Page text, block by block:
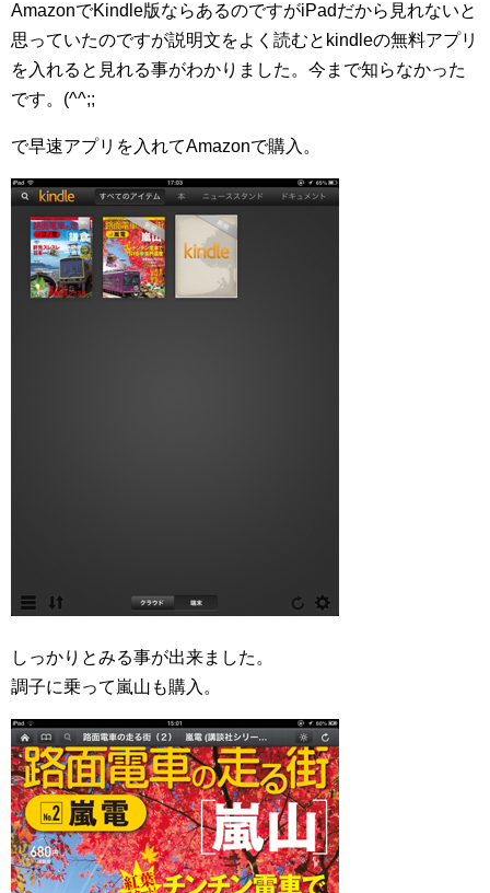
AmazonでKindle版ならあるのですがiPadだから見れないと
思っていたのですが説明文をよく読むとkindleの無料アプリ
を入れると見れる事がわかりました。今まで知らなかった
です。(^^;;
で早速アプリを入れてAmazonで購入。
しっかりとみる事が出来ました。
調子に乗って嵐山も購入。